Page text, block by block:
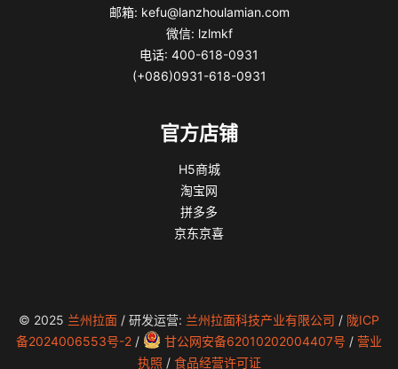
邮箱: kefu@lanzhoulamian.com
微信: lzlmkf
电话: 400-618-0931
(+086)0931-618-0931
官方店铺
H5商城
淘宝网
拼多多
京东京喜
© 2025 兰州拉面 / 研发运营: 兰州拉面科技产业有限公司 / 陇ICP
备2024006553号-2 / 甘公网安备62010202004407号 / 营业
执照 / 食品经营许可证